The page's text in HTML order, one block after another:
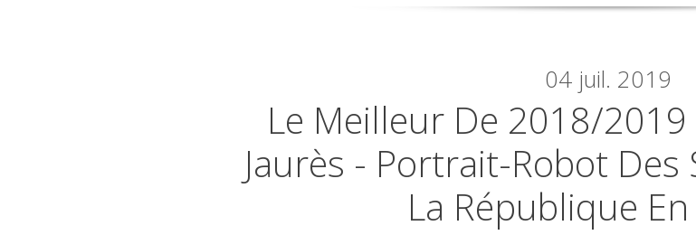
04 juil. 2019
Le Meilleur De 2018/2019
Jaurès - Portrait-Robot
La République